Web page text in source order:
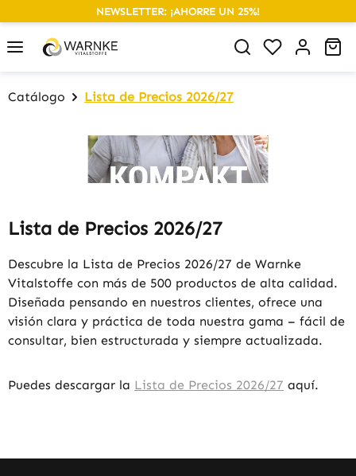
springen
NEWSLETTER: ¡AHORRE UN 25%!
Du hast 0
Catálogo Lista de Precios 2026/27
Lista de Precios 2026/27
Descubre la Lista de Precios 2026/27 de Warnke
Vitalstoffe con más de 500 productos de alta calidad.
Diseñada pensando en nuestros clientes, ofrece una
visión clara y práctica de toda nuestra gama – fácil de
consultar, bien estructurada y siempre actualizada.
Puedes descargar la Lista de Precios 2026/27 aquí.